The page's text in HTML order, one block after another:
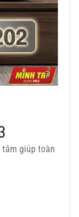
tâm giúp toàn